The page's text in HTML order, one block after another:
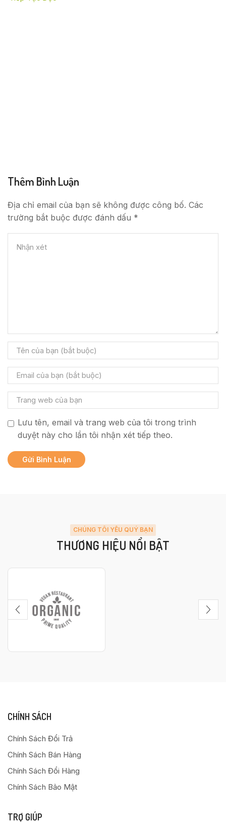
Thêm Bình Luận
Địa chỉ email của bạn sẽ không được công bố. Các
trường bắt buộc được đánh dấu *
Lưu tên, email và trang web của tôi trong trình
duyệt này cho lần tôi nhận xét tiếp theo.
CHÚNG TÔI YÊU QUÝ BẠN
THƯƠNG HIỆU NỔI BẬT
CHÍNH SÁCH
Chính Sách Đổi Trả
Chính Sách Bán Hàng
Chính Sách Đổi Hàng
Chính Sách Bảo Mật
TRỢ GIÚP